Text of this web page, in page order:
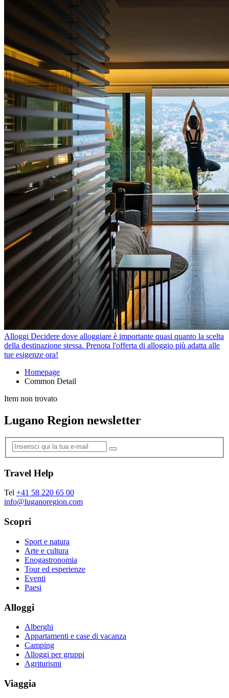
Alloggi Decidere dove alloggiare è importante quasi quanto la scelta
della destinazione stessa. Prenota l'offerta di alloggio più adatta alle
tue esigenze ora!
Homepage
Common Detail
Item non trovato
Lugano Region newsletter
Travel Help
Tel +41 58 220 65 00
info@luganoregion.com
Scopri
Sport e natura
Arte e cultura
Enogastronomia
Tour ed esperienze
Eventi
Paesi
Alloggi
Alberghi
Appartamenti e case di vacanza
Camping
Alloggi per gruppi
Agriturismi
Viaggia